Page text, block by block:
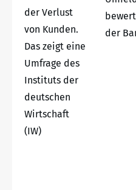
der Verlust
von Kunden.
Das zeigt eine
Umfrage des
Instituts der
deutschen
Wirtschaft
(IW)
der